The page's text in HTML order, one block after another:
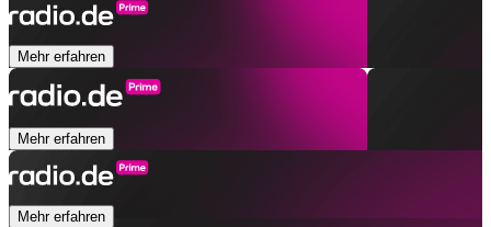
Mehr erfahren
Mehr erfahren
Mehr erfahren